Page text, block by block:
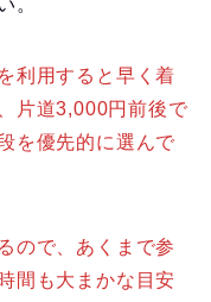
。
利用すると早く着
片道3,000円前後で
を優先的に選んで
ので、あくまで参
間も大まかな目安